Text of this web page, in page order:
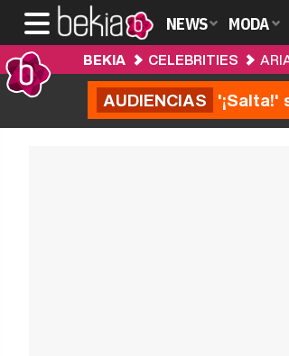
NEWS MODA
BEKIA CELEBRITIES
AUDIENCIAS '¡Salta!'